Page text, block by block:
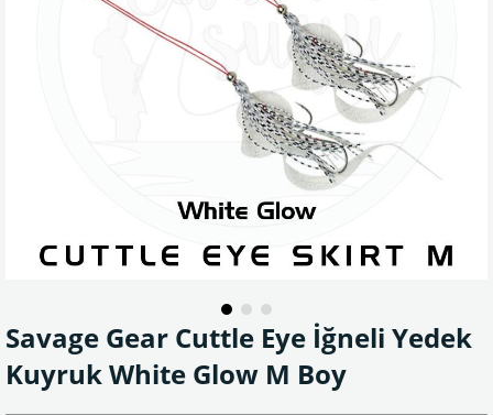
Savage Gear Cuttle Eye İğneli Yedek
Kuyruk White Glow M Boy